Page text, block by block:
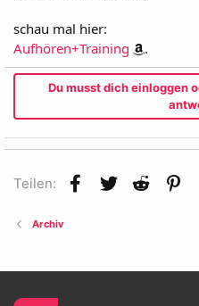
schau mal hier:
Aufhören+Training
.
Du musst dich einloggen
Teilen: Facebook
Twitter Reddit
Archiv